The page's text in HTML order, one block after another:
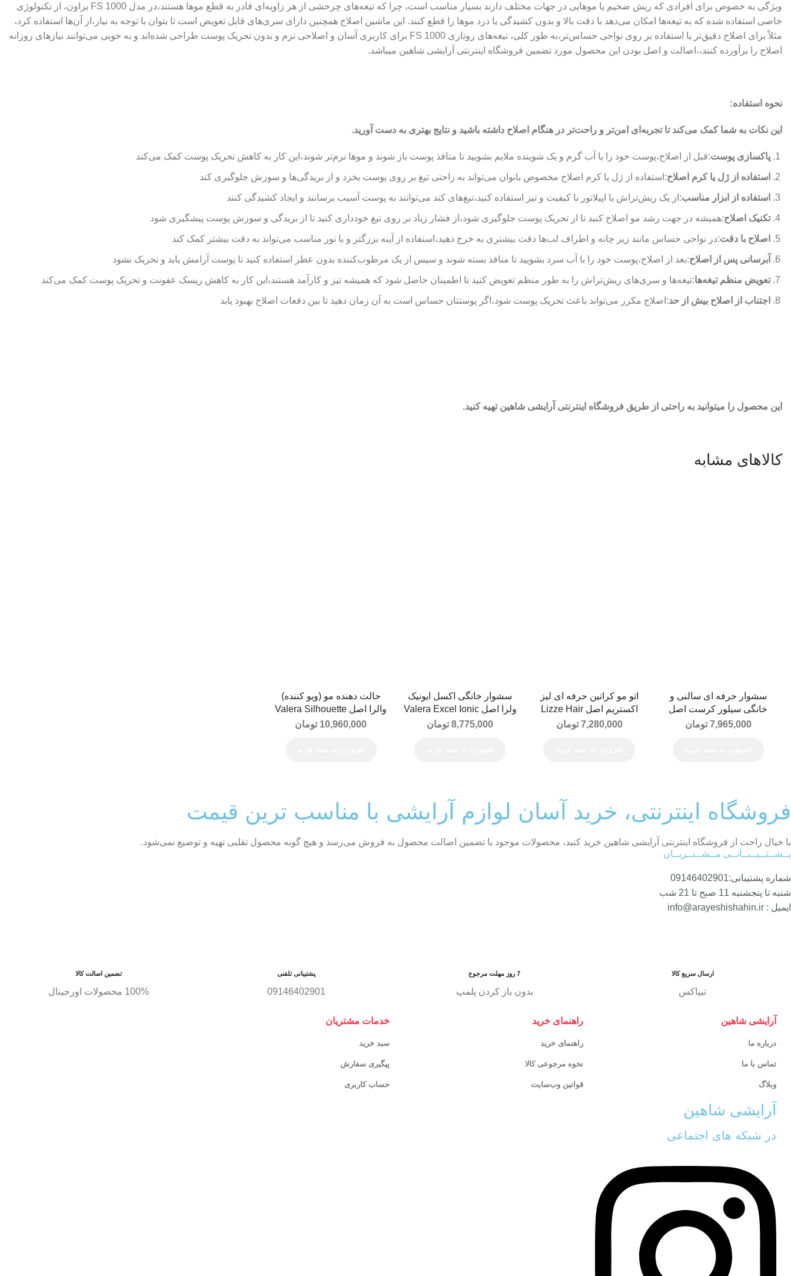
ویژگی به خصوص برای افرادی که ریش ضخیم یا موهایی در جهات مختلف دارند بسیار مناسب است، چرا که تیغه‌های چرخشی از هر زاویه‌ای قادر به قطع موها هستند،در مدل FS 1000 براون، از تکنولوژی
خاصی استفاده شده که به تیغه‌ها امکان می‌دهد با دقت بالا و بدون کشیدگی یا درد موها را قطع کنند. این ماشین اصلاح همچنین دارای سری‌های قابل تعویض است تا بتوان با توجه به نیاز،از آن‌ها استفاده کرد،
مثلاً برای اصلاح دقیق‌تر یا استفاده بر روی نواحی حساس‌تر،به طور کلی، تیغه‌های روتاری FS 1000 برای کاربری آسان و اصلاحی نرم و بدون تحریک پوست طراحی شده‌اند و به خوبی می‌توانند نیازهای روزانه
اصلاح را برآورده کنند،،اصالت و اصل بودن این محصول مورد تضمین فروشگاه اینترنتی آرایشی شاهین میباشد.
نحوه استفاده:
این نکات به شما کمک می‌کند تا تجربه‌ای امن‌تر و راحت‌تر در هنگام اصلاح داشته باشید و نتایج بهتری به دست آورید.
پاکسازی پوست:قبل از اصلاح،پوست خود را با آب گرم و یک شوینده ملایم بشویید تا منافذ پوست باز شوند و موها نرم‌تر شوند،این کار به کاهش تحریک پوست کمک می‌کند
استفاده از ژل یا کرم اصلاح:استفاده از ژل یا کرم اصلاح مخصوص بانوان می‌تواند به راحتی تیغ بر روی پوست بخزد و از بریدگی‌ها و سوزش جلوگیری کند
استفاده از ابزار مناسب:از یک ریش‌تراش یا اپیلاتور با کیفیت و تیز استفاده کنید،تیغ‌های کند می‌توانند به پوست آسیب برسانند و ایجاد کشیدگی کنند
تکنیک اصلاح:همیشه در جهت رشد مو اصلاح کنید تا از تحریک پوست جلوگیری شود،از فشار زیاد بر روی تیغ خودداری کنید تا از بریدگی و سوزش پوست پیشگیری شود
اصلاح با دقت:در نواحی حساس مانند زیر چانه و اطراف لب‌ها دقت بیشتری به خرج دهید،استفاده از آینه بزرگتر و با نور مناسب می‌تواند به دقت بیشتر کمک کند
آبرسانی پس از اصلاح:بعد از اصلاح،پوست خود را با آب سرد بشویید تا منافذ بسته شوند و سپس از یک مرطوب‌کننده بدون عطر استفاده کنید تا پوست آرامش یابد و تحریک نشود
تعویض منظم تیغه‌ها:تیغه‌ها و سری‌های ریش‌تراش را به طور منظم تعویض کنید تا اطمینان حاصل شود که همیشه تیز و کارآمد هستند،این کار به کاهش ریسک عفونت و تحریک پوست کمک می‌کند
اجتناب از اصلاح بیش از حد:اصلاح مکرر می‌تواند باعث تحریک پوست شود،اگر پوستتان حساس است به آن زمان دهید تا بین دفعات اصلاح بهبود یابد
این محصول را میتوانید به راحتی از طریق فروشگاه اینترنتی آرایشی شاهین تهیه کنید.
کالاهای مشابه
سشوار حرفه ای سالنی و
خانگی سیلور کرست اصل
Silver Crest Hairdryer
7,965,000 تومان
اتو مو کراتین حرفه ای لیز
اکستریم اصل Lizze Hair
Straightener
7,280,000 تومان
سشوار خانگی اکسل ایونیک
ولرا اصل Valera Excel Ionic
2000W
8,775,000 تومان
حالت دهنده مو (ویو کننده)
والرا اصل Valera Silhouette
Hair Styler Model 647.02
10,960,000 تومان
فروشگاه اینترنتی، خرید آسان لوازم آرایشی با مناسب ترین قیمت
با خیال راحت از فروشگاه اینترنتی آرایشی شاهین خرید کنید، محصولات موجود با تضمین اصالت محصول به فروش می‌رسد و هیچ گونه محصول تقلبی تهیه و توضیع نمی‌شود.
پــشــتــیــبــانــی مــشــتــریــان
شماره پشتیبانی:09146402901
شنبه تا پنجشنبه 11 صبح تا 21 شب
ایمیل : info@arayeshishahin.ir
ارسال سریع کالا
تیپاکس
7 روز مهلت مرجوع
بدون باز کردن پلمپ
پشتیبانی تلفنی
09146402901
تضمین اصالت کالا
100% محصولات اورجینال
آرایشی شاهین
درباره ما
تماس با ما
وبلاگ
آرایشی شاهین
در شبکه های اجتماعی
راهنمای خرید
راهنمای خرید
نحوه مرجوعی کالا
قوانین وب‌سایت
خدمات مشتریان
سبد خرید
پیگیری سفارش
حساب کاربری